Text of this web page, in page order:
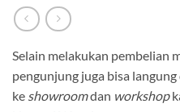
Selain melakukan pembelian
pengunjung juga bisa
ke showroomdan workshop